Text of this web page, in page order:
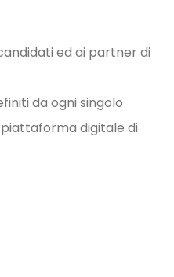
ed ai partner di
da ogni singolo
digitale di